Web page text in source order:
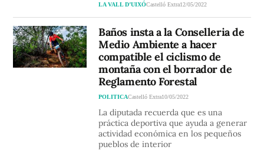
LA VALL D’UIXÓCastelló Extra12/05/2022
Baños insta a la Conselleria de
Medio Ambiente a hacer
compatible el ciclismo de
montaña con el borrador de
Reglamento Forestal
POLITICACastelló Extra10/05/2022
La diputada recuerda que es una
práctica deportiva que ayuda a generar
actividad económica en los pequeños
pueblos de interior